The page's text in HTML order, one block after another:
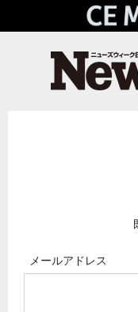
メールアドレス